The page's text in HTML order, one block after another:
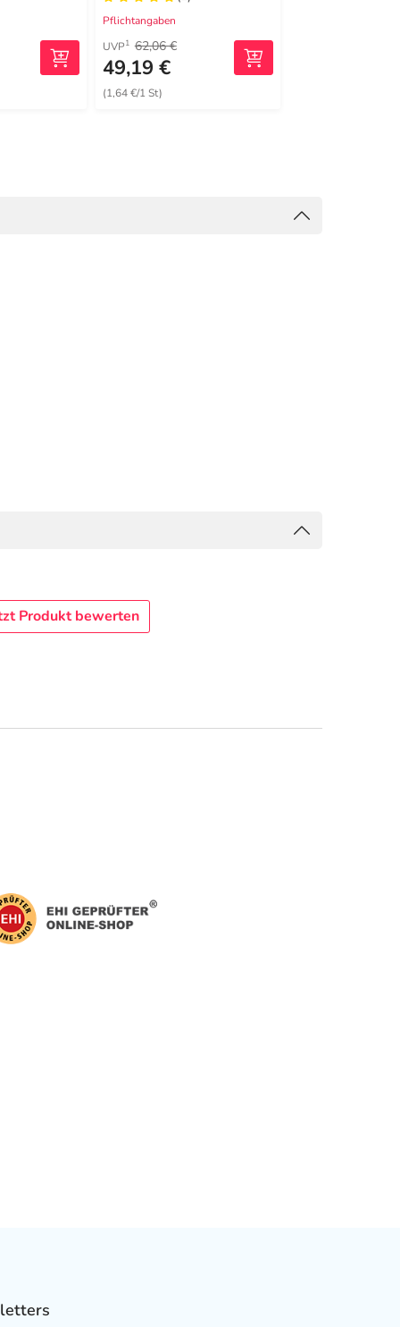
Pflichtangaben
UVP1 62,06 €
49,19 €
(1,64 €/1 St)
Produkt bewerten